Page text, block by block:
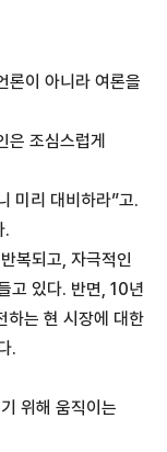
론이 아니라 여론을
은 조심스럽게
미리 대비하라”고.
.
복되고, 자극적인
고 있다. 반면, 10년
하는 현 시장에 대한
.
위해 움직이는